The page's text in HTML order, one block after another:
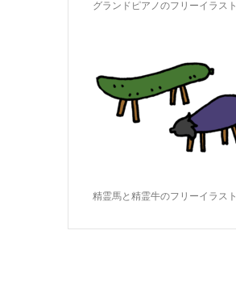
グランドピアノのフリーイラスト
精霊馬と精霊牛のフリーイラスト